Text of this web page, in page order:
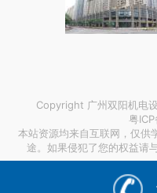
Copyright 广州双阳机电
粤
本站资源均来自互联网，仅供
途。如果侵犯了您的权益请